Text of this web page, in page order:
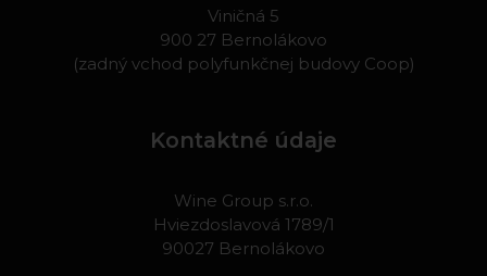
Viničná 5
900 27 Bernolákovo
(zadný vchod polyfunkčnej budovy Coop)
Kontaktné údaje
Wine Group s.r.o.
Hviezdoslavová 1789/1
90027 Bernolákovo